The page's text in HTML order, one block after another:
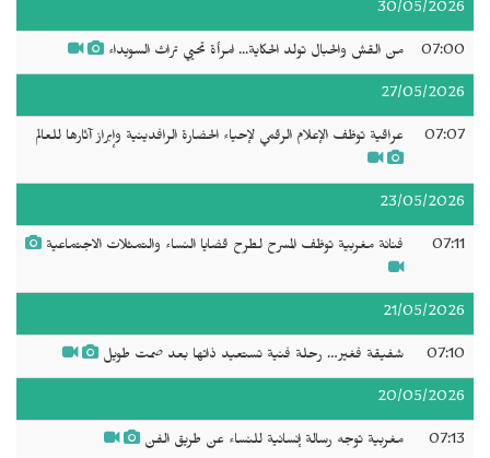
30/05/2026
07:00 من القش والحبال تولد الحكاية... امرأة تحيي تراث السويداء
27/05/2026
07:07 عراقية توظف الإعلام الرقمي لإحياء الحضارة الرافدينية وإبراز آثارها للعالم
23/05/2026
07:11 فنانة مغربية توظف المسرح لطرح قضايا النساء والتمثلات الاجتماعية
21/05/2026
07:10 شفيقة فغير… رحلة فنية تستعيد ذاتها بعد صمت طويل
20/05/2026
07:13 مغربية توجه رسالة إنسانية للنساء عن طريق الفن